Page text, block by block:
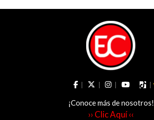
¡Conoce más de nosotros!
›› Clic Aquí ‹‹